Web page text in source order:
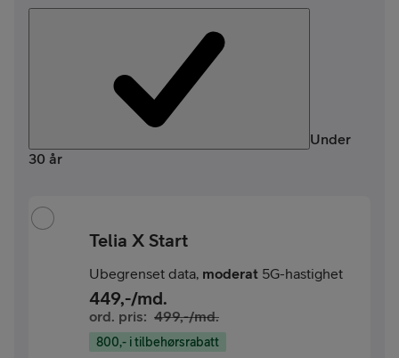
Under
30 år
Telia X Start
Ubegrenset data, moderat 5G-hastighet
449,-/md.
ord. pris: 499,-/md.
800,- i tilbehørsrabatt